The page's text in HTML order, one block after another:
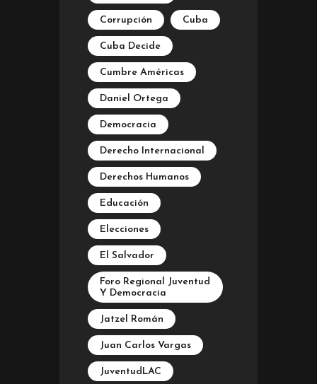
Corrupción Cuba
Cuba Decide
Cumbre Américas
Daniel Ortega
Democracia
Derecho Internacional
Derechos Humanos
Educación
Elecciones
El Salvador
Foro Regional Juventud
Y Democracia
Jatzel Román
Juan Carlos Vargas
JuventudLAC